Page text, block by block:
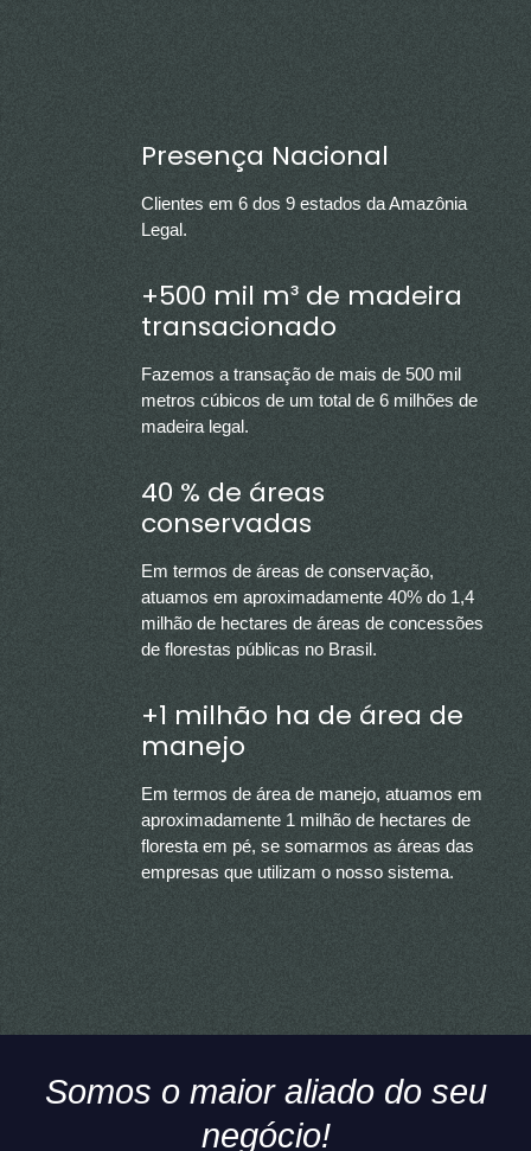
Presença Nacional
Clientes em 6 dos 9 estados da Amazônia
Legal.
+500 mil m³ de madeira
transacionado
Fazemos a transação de mais de 500 mil
metros cúbicos de um total de 6 milhões de
madeira legal.
40 % de áreas
conservadas
Em termos de áreas de conservação,
atuamos em aproximadamente 40% do 1,4
milhão de hectares de áreas de concessões
de florestas públicas no Brasil.
+1 milhão ha de área de
manejo
Em termos de área de manejo, atuamos em
aproximadamente 1 milhão de hectares de
floresta em pé, se somarmos as áreas das
empresas que utilizam o nosso sistema.
Somos o maior aliado do seu
negócio!